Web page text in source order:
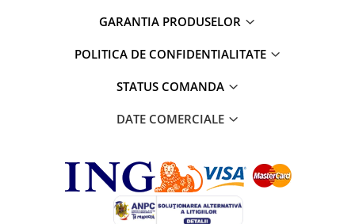
Deodorante antiperspirante si deo
roll,spray de corp
Sampon,balsam,masti si
Cosmetice pentru copii si bebelusi
Machiaj si manichiura
Bureti pentru baie si accesorii
GARANTIA PRODUSELOR
POLITICA DE CONFIDENTIALITATE
STATUS COMANDA
DATE COMERCIALE